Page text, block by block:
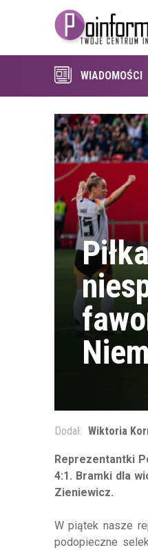
WIADOMOŚCI
Dodał: Wiktoria
Reprezentantki
4:1. Bramki dla
Zieniewicz.
W piątek nasze
podopieczne